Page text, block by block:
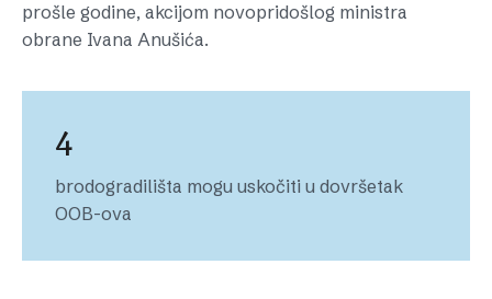
prošle godine, akcijom novopridošlog ministra
obrane Ivana Anušića.
4
brodogradilišta mogu uskočiti u dovršetak
OOB-ova